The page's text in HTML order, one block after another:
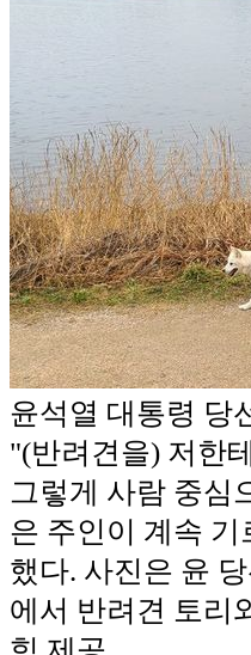
윤석열 대통령 당
"(반려견을) 저한
그렇게 사람 중심
은 주인이 계속
했다. 사진은 윤
에서 반려견 토리